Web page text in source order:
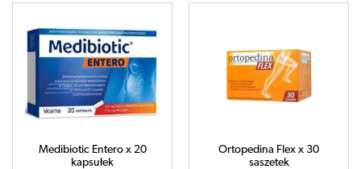
Medibiotic Entero x 20
kapsułek
Ortopedina Flex x 30
saszetek